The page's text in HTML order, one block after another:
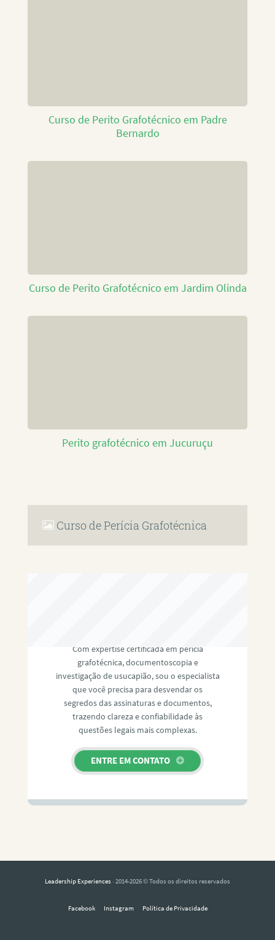
Curso de Perito Grafotécnico em Padre
Bernardo
Curso de Perito Grafotécnico em Jardim Olinda
Perito grafotécnico em Jucuruçu
Curso de Perícia Grafotécnica
Com expertise certificada em perícia
grafotécnica, documentoscopia e
investigação de usucapião, sou o especialista
que você precisa para desvendar os
segredos das assinaturas e documentos,
trazendo clareza e confiabilidade às
questões legais mais complexas.
ENTRE EM CONTATO
Leadership Experiences · 2014-2026 © Todos os direitos reservados
Facebook Instagram Política de Privacidade